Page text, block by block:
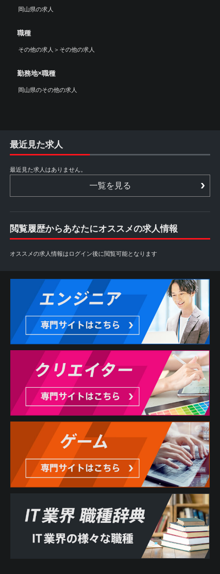
岡山県の求人
職種
その他の求人 ＞ その他の求人
勤務地×職種
岡山県のその他の求人
最近見た求人
最近見た求人はありません。
一覧を見る
閲覧履歴からあなたにオススメの求人情報
オススメの求人情報はログイン後に閲覧可能となります